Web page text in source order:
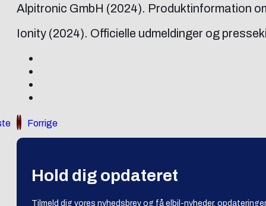
Alpitronic GmbH (2024). Produktinformation
Ionity (2024). Officielle udmeldinger og
Forrige
Hold dig opdateret
Tilmeld dig vores nyhedsbrev og få elbil-nyheder,